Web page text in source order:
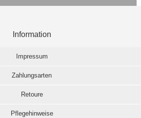
Information
Impressum
Zahlungsarten
Retoure
Pflegehinweise